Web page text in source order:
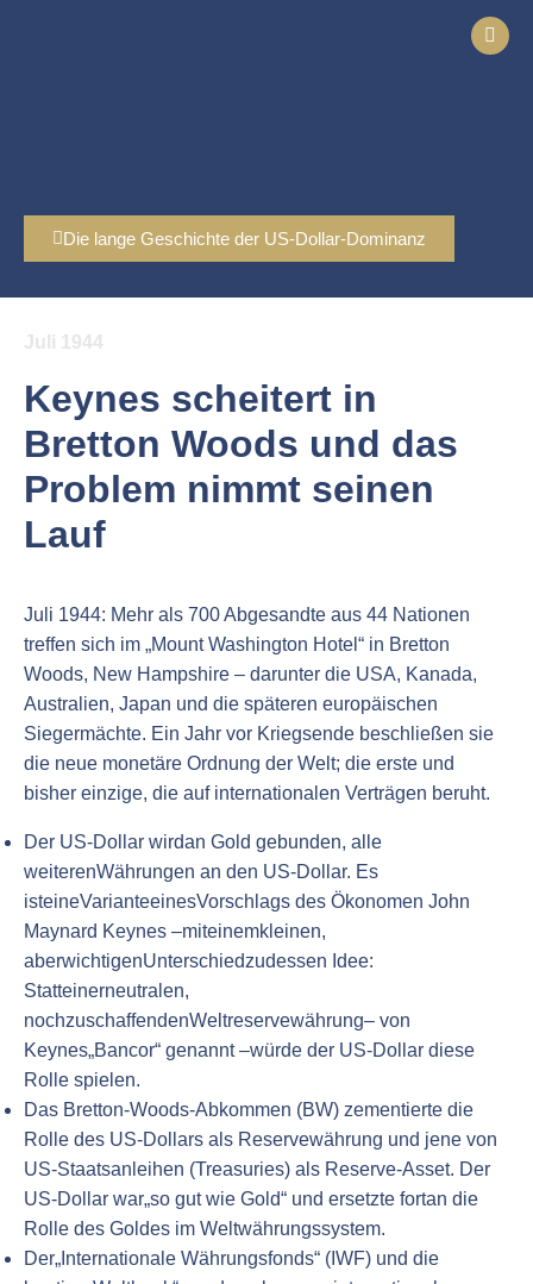
Die lange Geschichte der US-Dollar-Dominanz
Juli 1944
Keynes scheitert in
Bretton Woods und das
Problem nimmt seinen
Lauf
Juli 1944: Mehr als 700 Abgesandte aus 44 Nationen
treffen sich im „Mount Washington Hotel“ in Bretton
Woods, New Hampshire – darunter die USA, Kanada,
Australien, Japan und die späteren europäischen
Siegermächte. Ein Jahr vor Kriegsende beschließen sie
die neue monetäre Ordnung der Welt; die erste und
bisher einzige, die auf internationalen Verträgen beruht.
Der US-Dollar wirdan Gold gebunden, alle
weiterenWährungen an den US-Dollar. Es
isteineVarianteeinesVorschlags des Ökonomen John
Maynard Keynes –miteinemkleinen,
aberwichtigenUnterschiedzudessen Idee:
Statteinerneutralen,
nochzuschaffendenWeltreservewährung– von
Keynes„Bancor“ genannt –würde der US-Dollar diese
Rolle spielen.
Das Bretton-Woods-Abkommen (BW) zementierte die
Rolle des US-Dollars als Reservewährung und jene von
US-Staatsanleihen (Treasuries) als Reserve-Asset. Der
US-Dollar war„so gut wie Gold“ und ersetzte fortan die
Rolle des Goldes im Weltwährungssystem.
Der„Internationale Währungsfonds“ (IWF) und die